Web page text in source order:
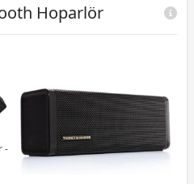
Hoparlör
-